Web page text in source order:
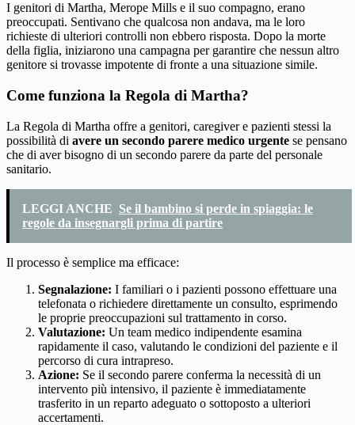
I genitori di Martha, Merope Mills e il suo compagno, erano
preoccupati. Sentivano che qualcosa non andava, ma le loro
richieste di ulteriori controlli non ebbero risposta. Dopo la morte
della figlia, iniziarono una campagna per garantire che nessun altro
genitore si trovasse impotente di fronte a una situazione simile.
Come funziona la Regola di Martha?
La Regola di Martha offre a genitori, caregiver e pazienti stessi la
possibilità di avere un secondo parere medico urgente se pensano
che di aver bisogno di un secondo parere da parte del personale
sanitario.
LEGGI ANCHE Se il bambino si perde in spiaggia: le
regole da insegnargli prima di partire
Il processo è semplice ma efficace:
Segnalazione: I familiari o i pazienti possono effettuare una
telefonata o richiedere direttamente un consulto, esprimendo
le proprie preoccupazioni sul trattamento in corso.
Valutazione: Un team medico indipendente esamina
rapidamente il caso, valutando le condizioni del paziente e il
percorso di cura intrapreso.
Azione: Se il secondo parere conferma la necessità di un
intervento più intensivo, il paziente è immediatamente
trasferito in un reparto adeguato o sottoposto a ulteriori
accertamenti.